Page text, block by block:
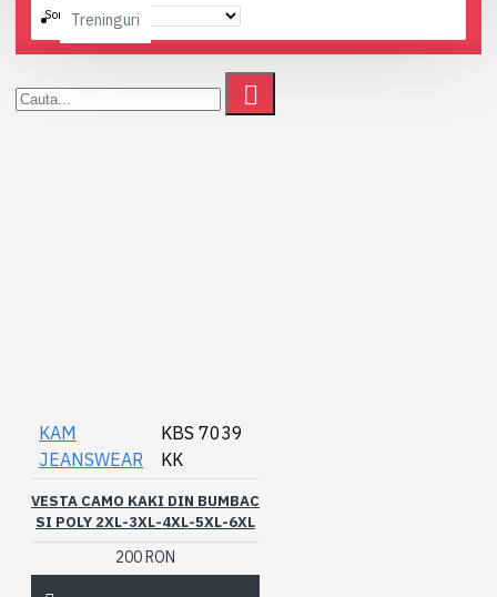
Treninguri
Sortare
KAM
JEANSWEAR
KBS 7039
KK
VESTA CAMO KAKI DIN BUMBAC
SI POLY 2XL-3XL-4XL-5XL-6XL
200 RON